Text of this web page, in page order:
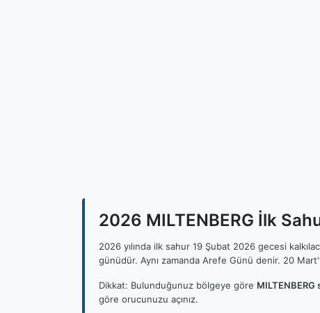
2026 MILTENBERG İlk
2026 yılında ilk sahur 19 Şubat 2026 gecesi
günüdür. Aynı zamanda Arefe Günü denir. 20
Dikkat: Bulunduğunuz bölgeye göre MILTENBERG
göre orucunuzu açınız.